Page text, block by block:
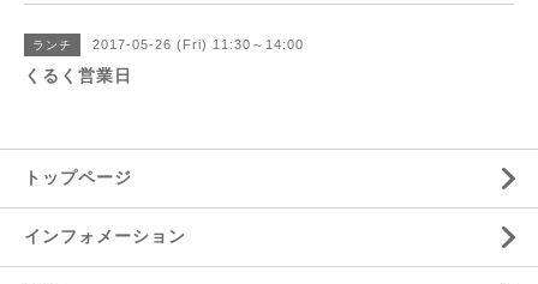
ランチ 2017-05-26 (Fri) 11:30～14:00
くるく営業日
トップページ
インフォメーション